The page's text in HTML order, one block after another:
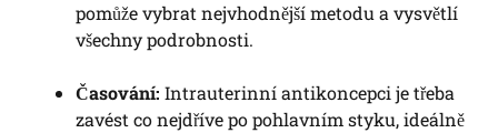
pomůže vybrat nejvhodnější metodu a vysvětlí
všechny podrobnosti.
Časování: Intrauterinní antikoncepci je třeba
zavést co nejdříve po pohlavním styku, ideálně